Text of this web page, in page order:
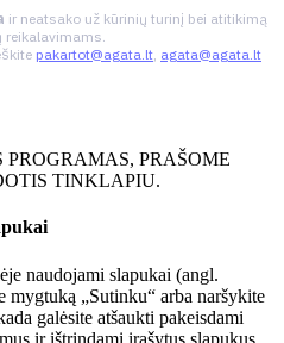
ir neatsako už kūrinių turinį bei atitikimą
reikalavimams.
pakartot@agata.lt, agata@agata.lt
PRAŠOME
TINKLAPIU.
naudojami slapukai (angl.
mygtuką „Sutinku“ arba naršykite
galėsite atšaukti pakeisdami
ir ištrindami įrašytus slapukus.